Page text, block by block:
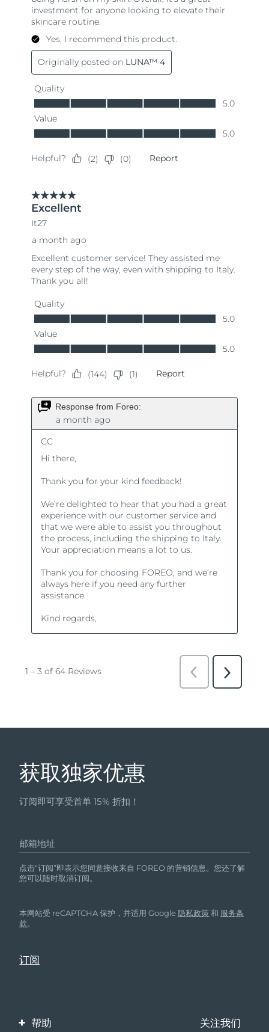
获取独家优惠
订阅即可享受首单 15% 折扣！
邮箱地址
点击“订阅”即表示您同意接收来自 FOREO 的营销信息。您还了解
您可以随时取消订阅。
本网站受 reCAPTCHA 保护，并适用 Google隐私政策 和 服务条
款。
帮助 关注我们